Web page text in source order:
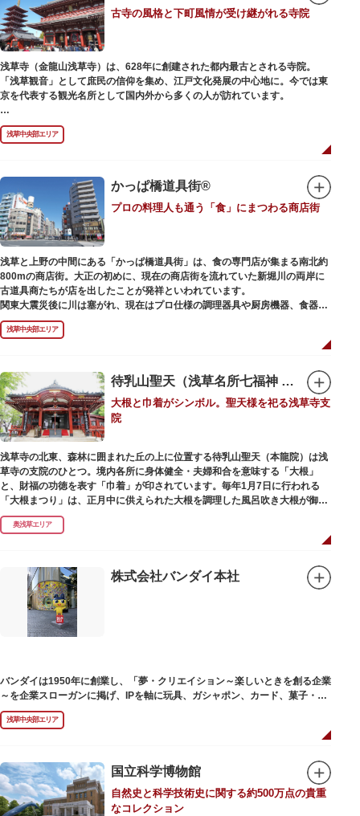
でバードウォッチングができる珍しいスポットです。
ファミリーで、カップルで、または一人でゆったりと、思い思いの時間をお
過ごしください。
古寺の風格と下町風情が受け継がれる寺院
浅草寺（金龍山浅草寺）は、628年に創建された都内最古とされる寺院。
「浅草観音」として庶民の信仰を集め、江戸文化発展の中心地に。今では東
京を代表する観光名所として国内外から多くの人が訪れています。
浅草の象徴とも言える「雷門（風雷神門）」は、高さ3.9mの大提灯と風神雷
神像が安置された浅草寺の総門。本堂前には2体の仁王尊像が並ぶ山門「宝
蔵門」が建ち、参拝客を堂々と迎えてくれます。本堂前には、邪気を払うご
身を清めましょう。「観音堂」とも呼ばれる本堂にはご本尊の聖観世音菩薩
が祀られており、毎日定時に法要が執り行われています。
境内の歴史ある建造物も必見です。ひと際目立つ五重塔、国指定重要文化財
の二天門、浅草名所七福神のひとつ・大黒天が祀られた影向堂（ようごうど
う）など、悠久の時に思いを馳せて見学をお楽しみください。
日没後はライトアップされ、朱塗りの建物がより一層鮮やかに浮かび上がり
ます。昼間は約90店舗が軒を連ねる仲見世のお店も閉まり、シャッターに描
かれた「浅草絵巻」を楽しめるのも夜の醍醐味。撮影スポットやデートスポ
ットにもおすすめです。昼間と比べて人が少なくゆっくり巡れるので、足を
運んでみてはいかがでしょうか。
浅草中央部エリア
かっぱ橋道具街®
プロの料理人も通う「食」にまつわる商店街
浅草と上野の中間にある「かっぱ橋道具街」は、食の専門店が集まる南北約
800mの商店街。大正の初めに、現在の商店街を流れていた新堀川の両岸に
古道具商たちが店を出したことが発祥といわれています。
関東大震災後に川は塞がれ、現在はプロ仕様の調理器具や厨房機器、食器、
包材、調理衣装など「食」にまつわる約170軒の専門店が集まる個性的な専
門商店街として賑わいを見せています。もちろん、ほとんどのお店が小売に
も対応。家庭の調理用具を購入したい人や観光客にもおすすめです。食品サ
毎年、道具の日である10月9日前後に開催される「かっぱ橋道具まつり」で
は、各店舗がおすすめ商品や掘り出しものを販売。また、年ごとに異なる
様々な催しものも行われます。
浅草中央部エリア
待乳山聖天（浅草名所七福神 毘沙門天）
大根と巾着がシンボル。聖天様を祀る浅草寺支
院
浅草寺の北東、森林に囲まれた丘の上に位置する待乳山聖天（本龍院）は浅
草寺の支院のひとつ。境内各所に身体健全・夫婦和合を意味する「大根」
と、財福の功徳を表す「巾着」が印されています。毎年1月7日に行われる
「大根まつり」は、正月中に供えられた大根を調理した風呂吹き大根が御神
酒とともに参拝者に振る舞われるイベント。聖天様のお下がりの大根をいた
だくことで、心身健康のご利益があるそうです。
養する最高の祈祷法。心願成就の力があると考えられており、依頼すると7
日間毎朝祈祷していただけます。また、浅草名所七福神のひとつとしても知
られ、毘沙門天が祀られています。
奥浅草エリア
株式会社バンダイ本社
バンダイは1950年に創業し、「夢・クリエイション～楽しいときを創る企業
～を企業スローガンに掲げ、IPを軸に玩具、ガシャポン、カード、菓子・食
品・食玩、アパレル、日用雑貨など、お客さまの身近で楽しんでいただける
エンターテインメントをお届けしています。
浅草中央部エリア
国立科学博物館
自然史と科学技術史に関する約500万点の貴重
なコレクション